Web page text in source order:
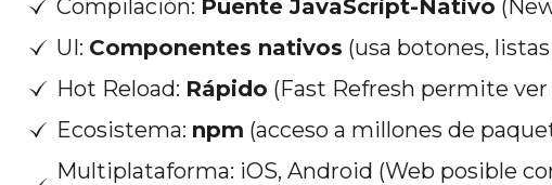
Compilación: Puente JavaScript-Nativo
UI: Componentes nativos (usa botones,
Hot Reload: Rápido (Fast Refresh permite
Ecosistema: npm (acceso a millones de
Multiplataforma: iOS, Android (Web posible